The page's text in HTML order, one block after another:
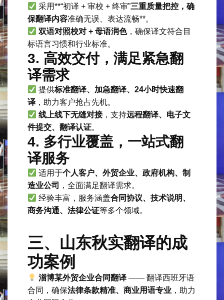
采用**“初译 + 审校 + 终审”三重质量把控，确
保翻译内容准确无误、表达流畅**。
双语对照校对 + 母语润色，确保译文符合目
标语言习惯和行业标准。
3. 高效交付，满足紧急翻
译需求
提供标准翻译、加急翻译、24小时快速翻
译 ，助力客户抢占先机。
线上线下无缝对接，支持远程翻译、电子文
件提交、翻译认证。
4. 多行业覆盖，一站式翻
译服务
适用于个人客户、外贸企业、政府机构、制
造业公司
，全面满足翻译需求。
经验丰富，服务涵盖合同协议、技术说明、
商务沟通、法律公证等多个领域。
三、山东秋实翻译的成
功案例
淄博某外贸企业合同翻译 —— 翻译西班牙语
合同，确保法律条款精准、商业用语专业 ，助力